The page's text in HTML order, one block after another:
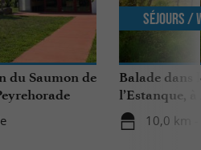
du Saumon de
Balade dans
l’Estanque, à
10,0 km -
Séjours /